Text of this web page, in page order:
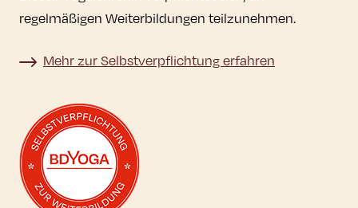
regelmäßigen Weiterbildungen teilzunehmen.
Mehr zur Selbstverpflichtung erfahren
Mehr zur Selbstverpflichtung erfahren